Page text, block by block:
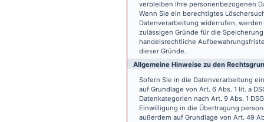
verbleiben Ihre personenbezogenen
Wenn Sie ein berechtigtes
Datenverarbeitung widerrufen,
zulässigen Gründe für die
handelsrechtliche
dieser Gründe.
Allgemeine Hinweise zu den
Sofern Sie in die Datenverarbeitung
auf Grundlage von Art. 6 Abs. 1 lit. a
Datenkategorien nach Art. 9 Abs. 1
Einwilligung in die Übertragung
außerdem auf Grundlage von Art. 49